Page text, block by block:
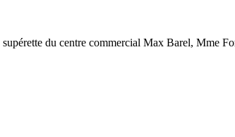
du centre commercial Max Barel, Mme